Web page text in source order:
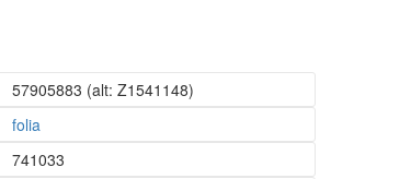
57905883 (alt: Z1541148)
folia
741033